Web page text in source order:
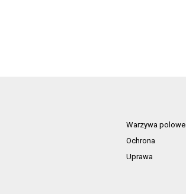
Warzywa polowe
Ochrona
Uprawa